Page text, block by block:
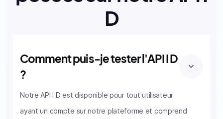
D
Comment puis-je tester l'API I D
?
Notre API I D est disponible pour tout utilisateur
ayant un compte sur notre plateforme et comprend